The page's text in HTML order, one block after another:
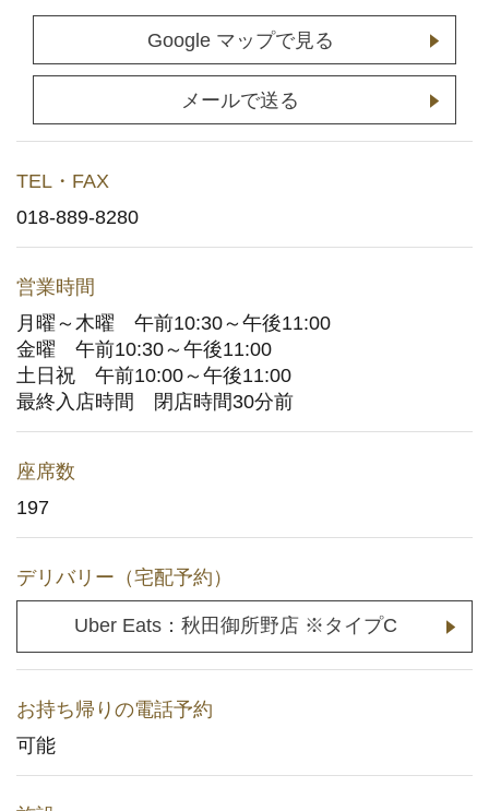
ホットペッパーグルメサイトへ
(ポイント利用はこちら)
お持ち帰りWeb予約
宅配デリバリー
お問い合わせ
ご意見・お問い合わせフォーム
メディア取材に関するお問い合わせ
(YouTuberの方もこちら)
店舗用地に関するお問い合わせ
採用情報
企業情報
Google マップで見る
メールで送る
TEL・FAX
018-889-8280
営業時間
月曜～木曜 午前10:30～午後11:00
金曜 午前10:30～午後11:00
土日祝 午前10:00～午後11:00
最終入店時間 閉店時間30分前
座席数
197
デリバリー（宅配予約）
Uber Eats：秋田御所野店 ※タイプC
お持ち帰りの電話予約
可能